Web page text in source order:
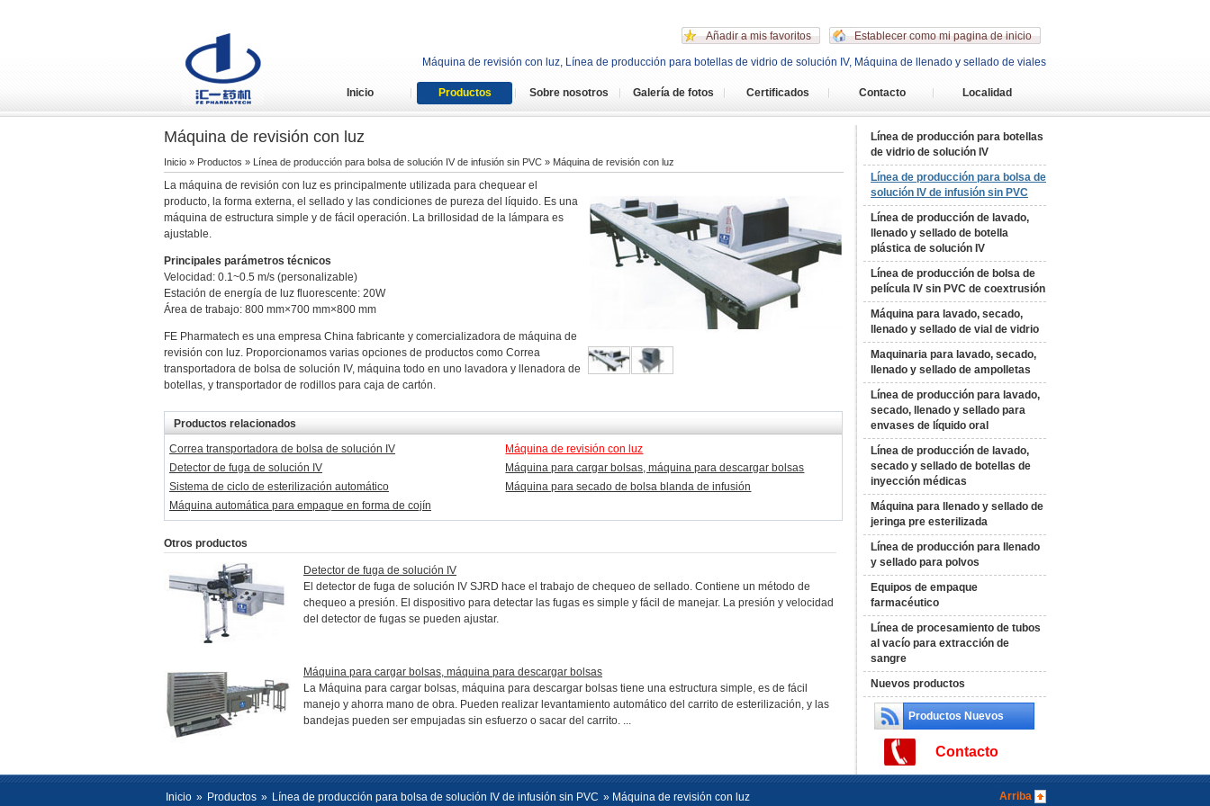
Añadir a mis favoritos Establecer como mi pagina de inicio
Máquina de revisión con luz, Línea de producción para botellas de vidrio de solución IV, Máquina de llenado y sellado de viales
Inicio Productos Sobre nosotros Galería de fotos Certificados Contacto Localidad
Línea de producción para botellas
de vidrio de solución IV
Línea de producción para bolsa de
solución IV de infusión sin PVC
Línea de producción de lavado,
llenado y sellado de botella
plástica de solución IV
Línea de producción de bolsa de
película IV sin PVC de coextrusión
Máquina para lavado, secado,
llenado y sellado de vial de vidrio
Maquinaria para lavado, secado,
llenado y sellado de ampolletas
Línea de producción para lavado,
secado, llenado y sellado para
envases de líquido oral
Línea de producción de lavado,
secado y sellado de botellas de
inyección médicas
Máquina para llenado y sellado de
jeringa pre esterilizada
Línea de producción para llenado
y sellado para polvos
Equipos de empaque
farmacéutico
Línea de procesamiento de tubos
al vacío para extracción de
sangre
Nuevos productos
Productos Nuevos
Contacto
Máquina de revisión con luz
Inicio » Productos » Línea de producción para bolsa de solución IV de infusión sin PVC » Máquina de revisión con luz
La máquina de revisión con luz es principalmente utilizada para chequear el
producto, la forma externa, el sellado y las condiciones de pureza del líquido. Es una
máquina de estructura simple y de fácil operación. La brillosidad de la lámpara es
ajustable.
Principales parámetros técnicos
Velocidad: 0.1~0.5 m/s (personalizable)
Estación de energía de luz fluorescente: 20W
Área de trabajo: 800 mm×700 mm×800 mm
FE Pharmatech es una empresa China fabricante y comercializadora de máquina de
revisión con luz. Proporcionamos varias opciones de productos como Correa
transportadora de bolsa de solución IV, máquina todo en uno lavadora y llenadora de
botellas, y transportador de rodillos para caja de cartón.
Productos relacionados
Correa transportadora de bolsa de solución IV
Máquina de revisión con luz
Detector de fuga de solución IV
Máquina para cargar bolsas, máquina para descargar bolsas
Sistema de ciclo de esterilización automático
Máquina para secado de bolsa blanda de infusión
Máquina automática para empaque en forma de cojín
Otros productos
Detector de fuga de solución IV
El detector de fuga de solución IV SJRD hace el trabajo de chequeo de sellado. Contiene un método de
chequeo a presión. El dispositivo para detectar las fugas es simple y fácil de manejar. La presión y velocidad
del detector de fugas se pueden ajustar.
Máquina para cargar bolsas, máquina para descargar bolsas
La Máquina para cargar bolsas, máquina para descargar bolsas tiene una estructura simple, es de fácil
manejo y ahorra mano de obra. Pueden realizar levantamiento automático del carrito de esterilización, y las
bandejas pueden ser empujadas sin esfuerzo o sacar del carrito. ...
Arriba
Inicio » Productos » Línea de producción para bolsa de solución IV de infusión sin PVC » Máquina de revisión con luz